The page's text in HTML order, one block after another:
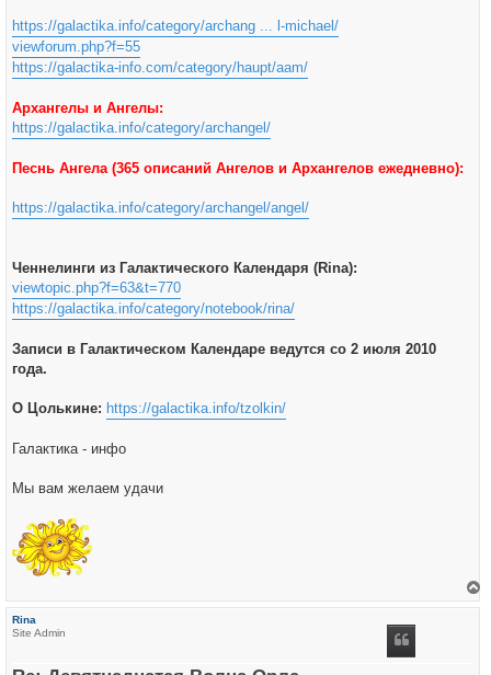
https://galactika.info/category/archang ... l-michael/
viewforum.php?f=55
https://galactika-info.com/category/haupt/aam/
Архангелы и Ангелы:
https://galactika.info/category/archangel/
Песнь Ангела (365 описаний Ангелов и Архангелов ежедневно):
https://galactika.info/category/archangel/angel/
Ченнелинги из Галактического Календаря (Rina):
viewtopic.php?f=63&t=770
https://galactika.info/category/notebook/rina/
Записи в Галактическом Календаре ведутся со 2 июля 2010
года.
О Цолькине: https://galactika.info/tzolkin/
Галактика - инфо
Мы вам желаем удачи
Rina
Site Admin